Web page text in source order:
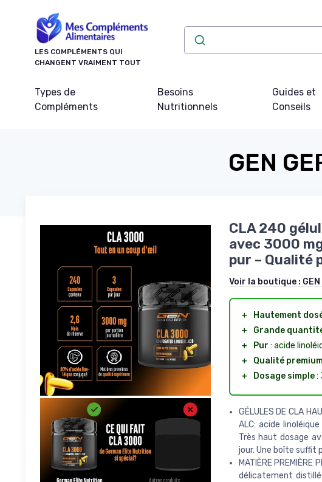
LES COMPLÉMENTS QUI
CHANGENT VRAIMENT TOUT
Types de
Compléments
Besoins
Nutritionnels
Guides et
Conseils
GEN
CLA 240
avec 3000
pur – Qualité
Voir la boutique :
＋ Hautement
＋
Grande
＋
Pur : acide
＋
Qualité
＋
Dosage simple:
GÉLULES DE CLA
ALC: acide
Très haut dosage
jour. Une boîte suffit
MATIÈRE
délicatement